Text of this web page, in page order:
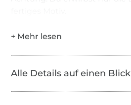
Alle Details auf einen Blick